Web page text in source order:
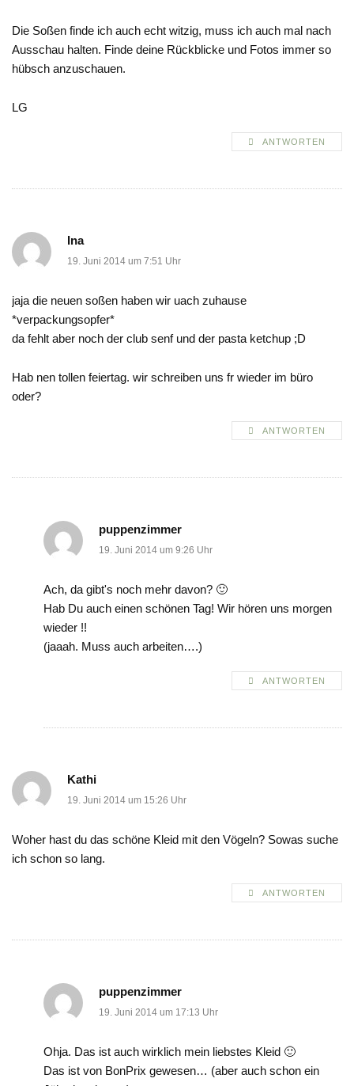
Die Soßen finde ich auch echt witzig, muss ich auch mal nach
Ausschau halten. Finde deine Rückblicke und Fotos immer so
hübsch anzuschauen.
LG
ANTWORTEN
Ina
19. Juni 2014 um 7:51 Uhr
jaja die neuen soßen haben wir uach zuhause
*verpackungsopfer*
da fehlt aber noch der club senf und der pasta ketchup ;D
Hab nen tollen feiertag. wir schreiben uns fr wieder im büro
oder?
ANTWORTEN
puppenzimmer
19. Juni 2014 um 9:26 Uhr
Ach, da gibt's noch mehr davon? 🙂
Hab Du auch einen schönen Tag! Wir hören uns morgen
wieder !!
(jaaah. Muss auch arbeiten….)
ANTWORTEN
Kathi
19. Juni 2014 um 15:26 Uhr
Woher hast du das schöne Kleid mit den Vögeln? Sowas suche
ich schon so lang.
ANTWORTEN
puppenzimmer
19. Juni 2014 um 17:13 Uhr
Ohja. Das ist auch wirklich mein liebstes Kleid 🙂
Das ist von BonPrix gewesen… (aber auch schon ein